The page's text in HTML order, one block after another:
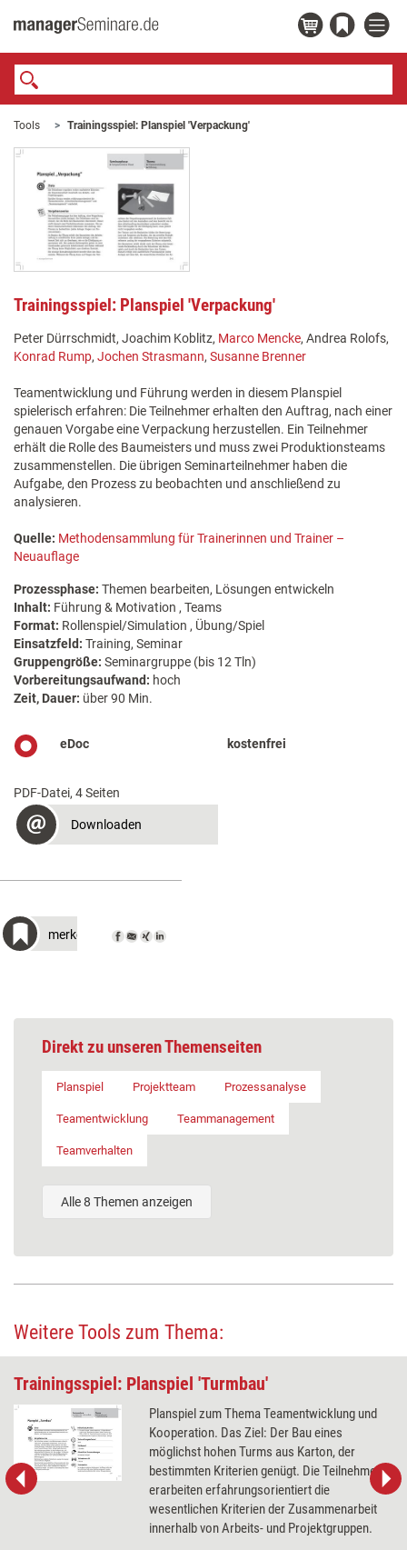
Tools Trainingsspiel: Planspiel 'Verpackung'
Trainingsspiel: Planspiel 'Verpackung'
Peter Dürrschmidt, Joachim Koblitz, Marco Mencke, Andrea Rolofs,
Konrad Rump, Jochen Strasmann, Susanne Brenner
Teamentwicklung und Führung werden in diesem Planspiel
spielerisch erfahren: Die Teilnehmer erhalten den Auftrag, nach einer
genauen Vorgabe eine Verpackung herzustellen. Ein Teilnehmer
erhält die Rolle des Baumeisters und muss zwei Produktionsteams
zusammenstellen. Die übrigen Seminarteilnehmer haben die
Aufgabe, den Prozess zu beobachten und anschließend zu
analysieren.
Quelle: Methodensammlung für Trainerinnen und Trainer –
Neuauflage
Prozessphase: Themen bearbeiten, Lösungen entwickeln
Inhalt: Führung & Motivation , Teams
Format: Rollenspiel/Simulation , Übung/Spiel
Einsatzfeld: Training, Seminar
Gruppengröße: Seminargruppe (bis 12 Tln)
Vorbereitungsaufwand: hoch
Zeit, Dauer: über 90 Min.
eDoc kostenfrei
PDF-Datei, 4 Seiten
Downloaden
merken
Direkt zu unseren Themenseiten
Planspiel Projektteam Prozessanalyse
Teamentwicklung Teammanagement
Teamverhalten
Alle 8 Themen anzeigen
Weitere Tools zum Thema:
Trainingsspiel: Planspiel 'Turmbau'
Planspiel zum Thema Teamentwicklung und
Kooperation. Das Ziel: Der Bau eines
möglichst hohen Turms aus Karton, der
bestimmten Kriterien genügt. Die Teilnehmer
erarbeiten erfahrungsorientiert die
wesentlichen Kriterien der Zusammenarbeit
innerhalb von Arbeits- und Projektgruppen.